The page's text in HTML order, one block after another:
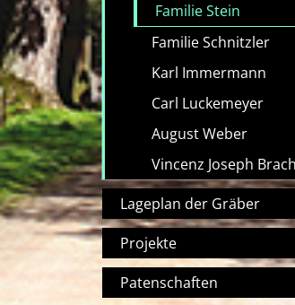
Familie Stein
Familie Schnitzler
Karl Immermann
Carl Luckemeyer
August Weber
Vincenz Joseph
Lageplan der Gräber
Projekte
Patenschaften